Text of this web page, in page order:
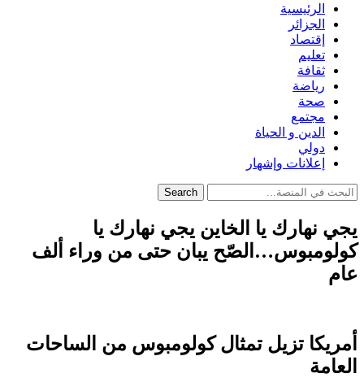
الرئيسية
الجزائر
إقتصاد
تعليم
ثقافة
رياضة
صحة
مجتمع
الدين و الحياة
دولي
إعلانات وإشهار
Search
يجي نهارك يا الخاين يجي نهارك يا
كولومبوس…الصّح يبان حتى من وراء ألف
عام
أمريكا تزيل تمثال كولومبوس من الساحات
العامة